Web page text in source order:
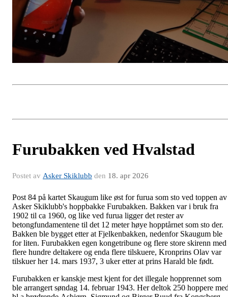
Furubakken ved Hvalstad
Postet av Asker Skiklubb den 18. apr 2026
Post 84 på kartet Skaugum like øst for furua som sto ved toppen av
Asker Skiklubb's hoppbakke Furubakken. Bakken var i bruk fra
1902 til ca 1960, og like ved furua ligger det rester av
betongfundamentene til det 12 meter høye hopptårnet som sto der.
Bakken ble bygget etter at Fjelkenbakken, nedenfor Skaugum ble
for liten. Furubakken egen kongetribune og flere store skirenn med
flere hundre deltakere og enda flere tilskuere, Kronprins Olav var
tilskuer her 14. mars 1937, 3 uker etter at prins Harald ble født.
Furubakken er kanskje mest kjent for det illegale hopprennet som
ble arrangert søndag 14. februar 1943. Her deltok 250 hoppere